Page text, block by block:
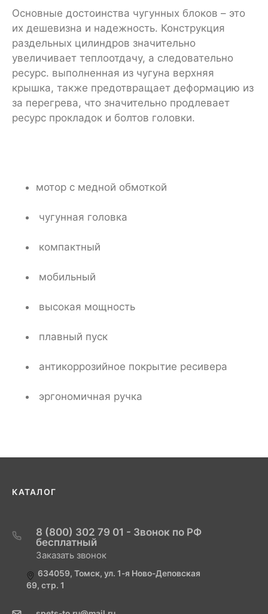
Основные достоинства чугунных блоков – это
их дешевизна и надежность. Конструкция
раздельных цилиндров значительно
увеличивает теплоотдачу, а следовательно
ресурс. выполненная из чугуна верхняя
крышка, также предотвращает деформацию из
за перегрева, что значительно продлевает
ресурс прокладок и болтов головки.
мотор с медной обмоткой
чугунная головка
компактный
мобильный
высокая мощность
плавный пуск
антикоррозийное покрытие ресивера
эргономичная ручка
КАТАЛОГ
8 (800) 302 79 01 - Звонок по РФ
бесплатный
Заказать звонок
634059, Томск, ул. 1-я Ново-Деповская
69, стр. 1